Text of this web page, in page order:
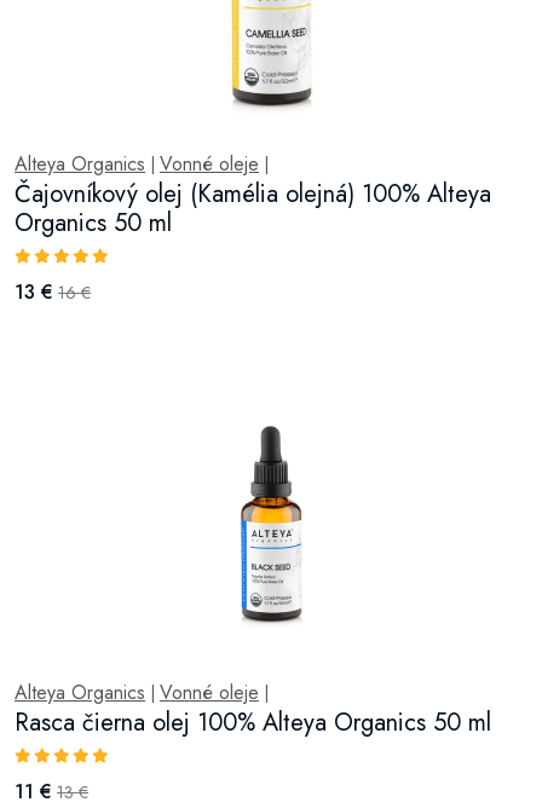
Alteya Organics Vonné oleje
Čajovníkový olej (Kamélia olejná) 100% Alteya
Organics 50 ml
13 € 16 €
Alteya Organics Vonné oleje
Rasca čierna olej 100% Alteya Organics 50 ml
11 € 13 €